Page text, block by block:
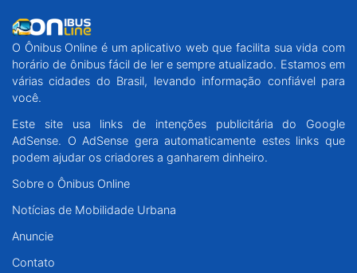
O Ônibus Online é um aplicativo web que facilita sua vida com
horário de ônibus fácil de ler e sempre atualizado. Estamos em
várias cidades do Brasil, levando informação confiável para
você.
Este site usa links de intenções publicitária do Google
AdSense. O AdSense gera automaticamente estes links que
podem ajudar os criadores a ganharem dinheiro.
Sobre o Ônibus Online
Notícias de Mobilidade Urbana
Anuncie
Contato